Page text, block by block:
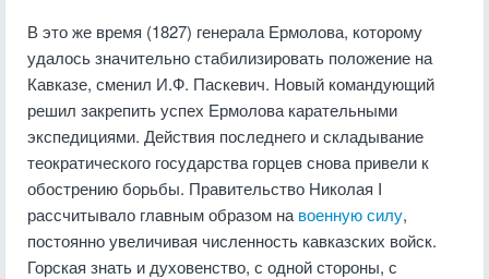
В это же время (1827) генерала Ермолова, которому
удалось значительно стабилизировать положение на
Кавказе, сменил И.Ф. Паскевич. Новый командующий
решил закрепить успех Ермолова карательными
экспедициями. Действия последнего и складывание
теократического государства горцев снова привели к
обострению борьбы. Правительство Николая I
рассчитывало главным образом на военную силу,
постоянно увеличивая численность кавказских войск.
Горская знать и духовенство, с одной стороны, с